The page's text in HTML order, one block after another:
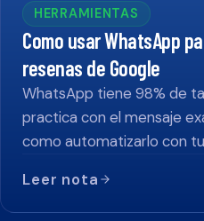
HERRAMIENTAS
Como usar WhatsApp
resenas de Google
WhatsApp tiene 98% de
practica con el mensaje
como automatizarlo con
Leer nota